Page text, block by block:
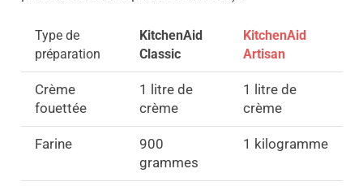
Type de
préparation
KitchenAid
Classic
KitchenAid
Artisan
Crème
fouettée
1 litre de
crème
1 litre de
crème
Farine
900
grammes
1 kilogramme